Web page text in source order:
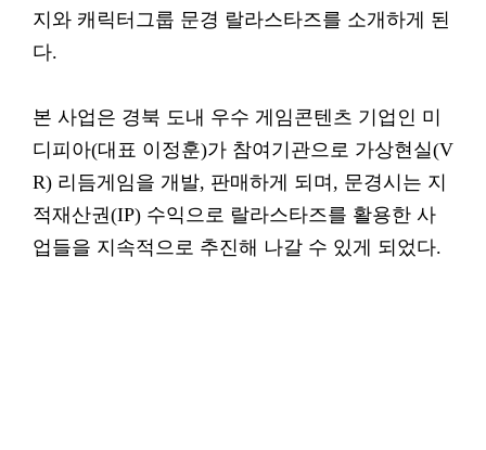
지와 캐릭터그룹 문경 랄라스타즈를 소개하게 된
다.
본 사업은 경북 도내 우수 게임콘텐츠 기업인 미
디피아(대표 이정훈)가 참여기관으로 가상현실(V
R) 리듬게임을 개발, 판매하게 되며, 문경시는 지
적재산권(IP) 수익으로 랄라스타즈를 활용한 사
업들을 지속적으로 추진해 나갈 수 있게 되었다.